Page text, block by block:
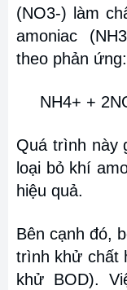
(NO3-) làm
amoniac
theo phản ứng:
NH4+ +
Quá trình này
loại bỏ khí
hiệu quả.
Bên cạnh đó,
trình khử chất
khử BOD).